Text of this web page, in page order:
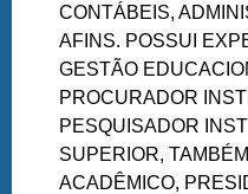
CONTÁBEIS,
AFINS. POSSUI
GESTÃO
PROCURADOR
PESQUISADOR
SUPERIOR,
ACADÊMICO,